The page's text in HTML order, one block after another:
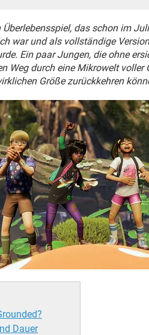
das schon im
war und als vollständige
Ein paar Jungen, die ohne
Weg durch eine Mikrowelt voller
Größe zurückkehren
Dauer